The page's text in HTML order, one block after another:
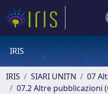
IRIS
IRIS SIARI UNITN
07
07.2 Altre pubblicazioni